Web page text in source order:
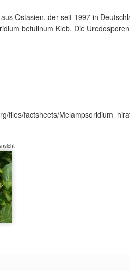
Ostasien, der seit 1997 in
betulinum Kleb. Die
files/factsheets/